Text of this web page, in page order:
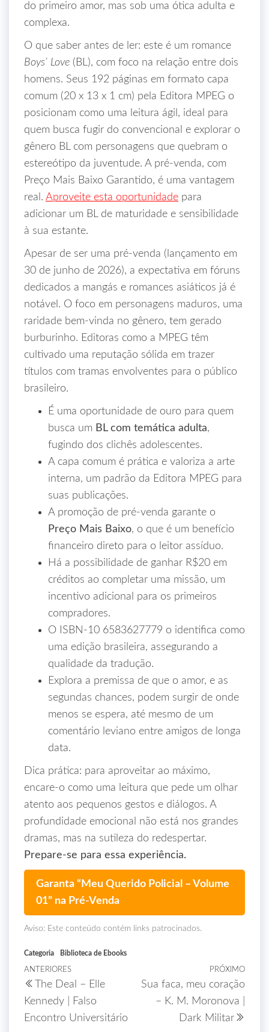
do primeiro amor, mas sob uma ótica adulta e
complexa.
O que saber antes de ler: este é um romance
Boys’ Love (BL), com foco na relação entre dois
homens. Seus 192 páginas em formato capa
comum (20 x 13 x 1 cm) pela Editora MPEG o
posicionam como uma leitura ágil, ideal para
quem busca fugir do convencional e explorar o
gênero BL com personagens que quebram o
estereótipo da juventude. A pré-venda, com
Preço Mais Baixo Garantido, é uma vantagem
real. Aproveite esta oportunidade para
adicionar um BL de maturidade e sensibilidade
à sua estante.
Apesar de ser uma pré-venda (lançamento em
30 de junho de 2026), a expectativa em fóruns
dedicados a mangás e romances asiáticos já é
notável. O foco em personagens maduros, uma
raridade bem-vinda no gênero, tem gerado
burburinho. Editoras como a MPEG têm
cultivado uma reputação sólida em trazer
títulos com tramas envolventes para o público
brasileiro.
É uma oportunidade de ouro para quem
busca um BL com temática adulta,
fugindo dos clichês adolescentes.
A capa comum é prática e valoriza a arte
interna, um padrão da Editora MPEG para
suas publicações.
A promoção de pré-venda garante o
Preço Mais Baixo, o que é um benefício
financeiro direto para o leitor assíduo.
Há a possibilidade de ganhar R$20 em
créditos ao completar uma missão, um
incentivo adicional para os primeiros
compradores.
O ISBN-10 6583627779 o identifica como
uma edição brasileira, assegurando a
qualidade da tradução.
Explora a premissa de que o amor, e as
segundas chances, podem surgir de onde
menos se espera, até mesmo de um
comentário leviano entre amigos de longa
data.
Dica prática: para aproveitar ao máximo,
encare-o como uma leitura que pede um olhar
atento aos pequenos gestos e diálogos. A
profundidade emocional não está nos grandes
dramas, mas na sutileza do redespertar.
Prepare-se para essa experiência.
Garanta “Meu Querido Policial – Volume
01” na Pré-Venda
Aviso: Este conteúdo contém links patrocinados.
Categoria Biblioteca de Ebooks
ANTERIORES
The Deal – Elle
Kennedy | Falso
Encontro Universitário
PRÓXIMO
Sua faca, meu coração
– K. M. Moronova |
Dark Militar